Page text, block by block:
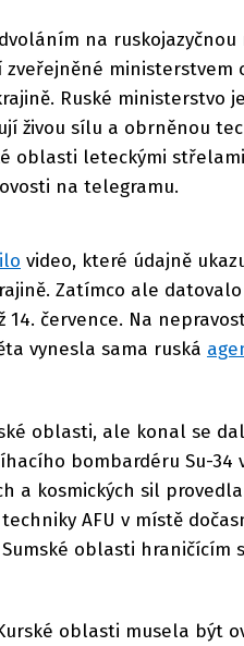
na ruskojazyčnou
ministerstvem
Ruské ministerstvo
živou sílu a obrněnou
leteckými střelami
na telegramu.
video, které údajně
Zatímco ale
července. Na
vynesla sama ruská
oblasti, ale konal se
bombardéru Su-34
a kosmických sil
AFU v místě
oblasti hraničícím
oblasti musela být